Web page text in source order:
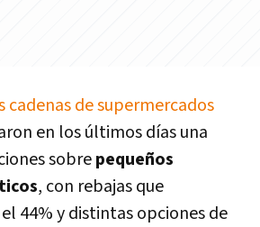
cadenas de supermercados
en los últimos días una
sobrepequeños
, con rebajas que
44% y distintas opciones de